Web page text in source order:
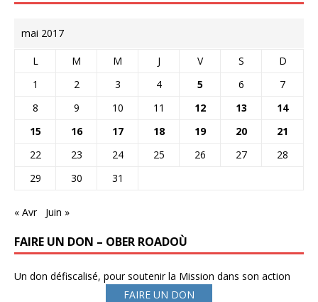
mai 2017
L M M J V S
D
1
2 3 4 5 6
7
8
9 10 11 12 13
14
15
16 17 18 19 20
21
22
23 24 25 26 27
28
29
30 31
« Avr Juin »
FAIRE UN DON – OBER ROADOÙ
Un don défiscalisé, pour soutenir la Mission dans son action
FAIRE UN DON